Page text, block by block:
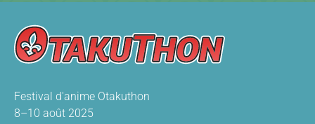
Festival d'anime Otakuthon
8–10 août 2025